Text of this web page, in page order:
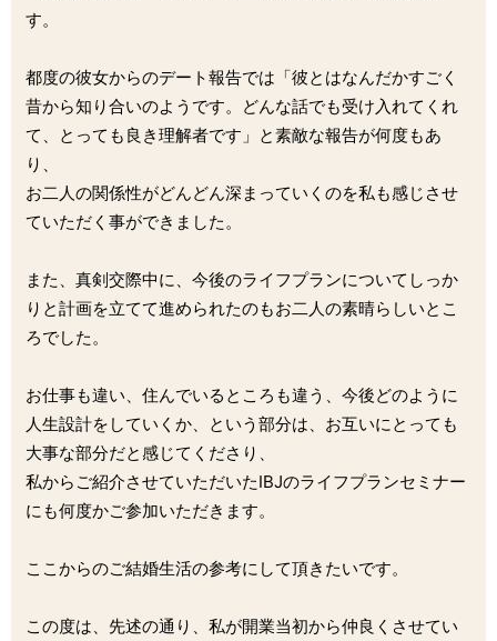
す。
都度の彼女からのデート報告では「彼とはなんだかすごく
昔から知り合いのようです。どんな話でも受け入れてくれ
て、とっても良き理解者です」と素敵な報告が何度もあ
り、
お二人の関係性がどんどん深まっていくのを私も感じさせ
ていただく事ができました。
また、真剣交際中に、今後のライフプランについてしっか
りと計画を立てて進められたのもお二人の素晴らしいとこ
ろでした。
お仕事も違い、住んでいるところも違う、今後どのように
人生設計をしていくか、という部分は、お互いにとっても
大事な部分だと感じてくださり、
私からご紹介させていただいたIBJのライフプランセミナー
にも何度かご参加いただきます。
ここからのご結婚生活の参考にして頂きたいです。
この度は、先述の通り、私が開業当初から仲良くさせてい